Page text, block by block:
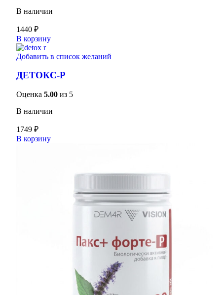
В наличии
1440 ₽
В корзину
Добавить в список желаний
ДЕТОКС-Р
Оценка 5.00 из 5
В наличии
1749 ₽
В корзину